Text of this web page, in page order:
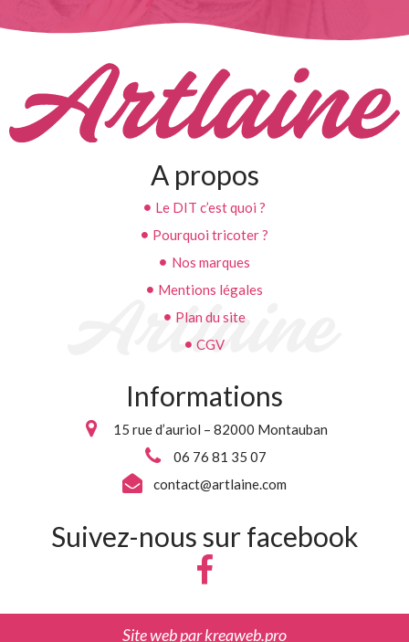
A propos
Le DIT c’est quoi ?
Pourquoi tricoter ?
Nos marques
Mentions légales
Plan du site
CGV
Informations
15 rue d’auriol – 82000 Montauban
06 76 81 35 07
contact@artlaine.com
Suivez-nous sur facebook
Site web parkreaweb.pro